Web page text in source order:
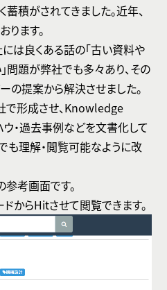
積がされてきました。近年、
ます。
は良くある話の「古い資料や
問題が弊社でも多々あり、その
の提案から解決させました。
形成させ、Knowledge
・過去事例などを文書化して
も理解・閲覧可能なように改
考画面です。
からHitさせて閲覧できます。